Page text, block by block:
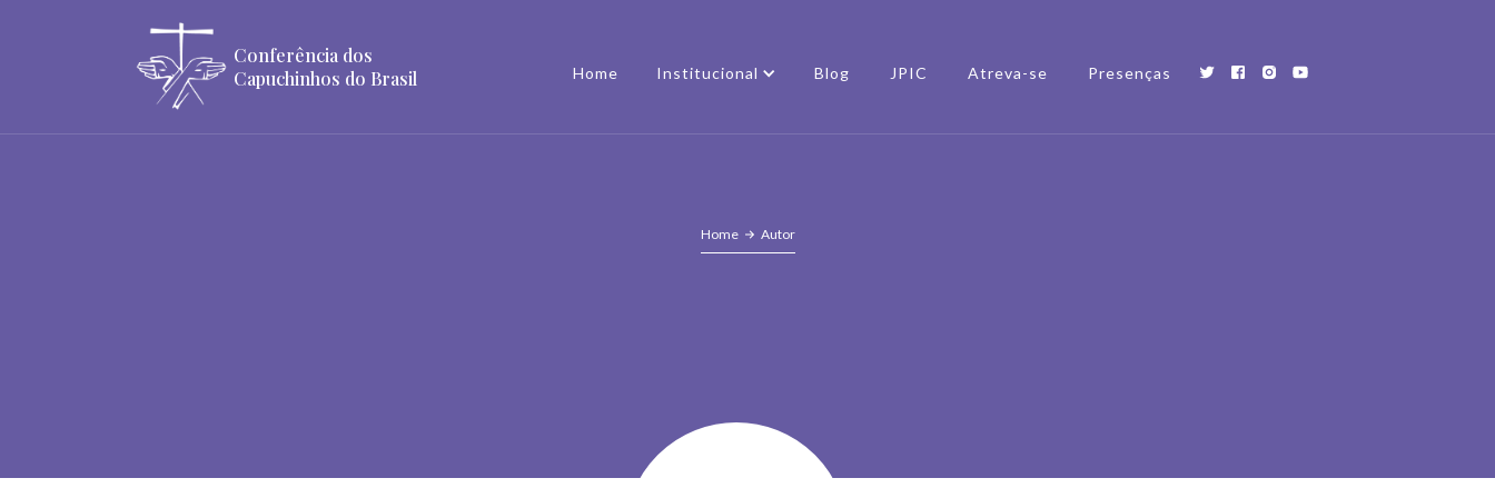
Conferência dos
Capuchinhos do Brasil
Home Institucional Blog JPIC Atreva-se Presenças
Home Autor